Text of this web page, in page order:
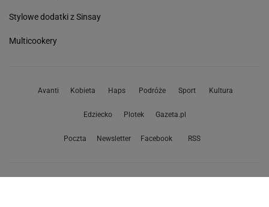
Stylowe dodatki z Sinsay
Multicookery
Avanti Kobieta Haps Podróże Sport Kultura
Edziecko Plotek Gazeta.pl
Poczta Newsletter Facebook RSS